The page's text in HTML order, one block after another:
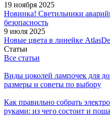
19 ноября 2025
Новинка! Светильники
безопасность
9 июля 2025
Новые цвета в линейке
Статьи
Все статьи
Виды цоколей лампочек для
размеры и советы по выбору
Как правильно собрать
руками: из чего состоит и